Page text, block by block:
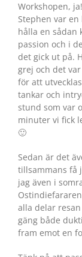
Workshopen,
Stephen var
hålla en sådan
passion och i
det gick ut på.
grej och det
för att
tankar och
stund som var
minuter vi fick
🙂
Sedan är det
tillsammans få
jag även i
alla delar
gäng både
fram emot en